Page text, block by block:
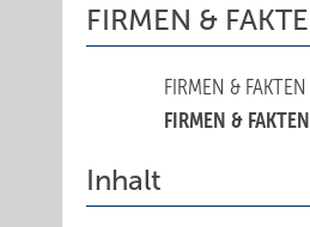
FIRMEN &
FIRMEN & FAKTEN
FIRMEN & FAKTEN
Inhalt